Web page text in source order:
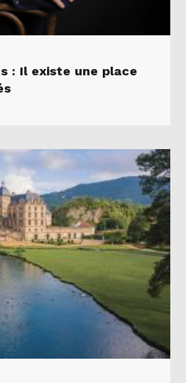
: Il existe une place